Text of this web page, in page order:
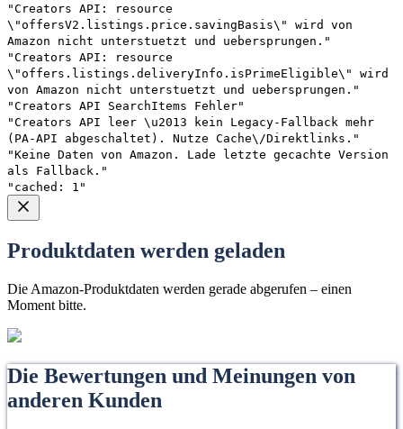
"Creators API: resource
\"offersV2.listings.price.savingBasis\" wird von
Amazon nicht unterstuetzt und uebersprungen."
"Creators API: resource
\"offers.listings.deliveryInfo.isPrimeEligible\" wird
von Amazon nicht unterstuetzt und uebersprungen."
"Creators API SearchItems Fehler"
"Creators API leer \u2013 kein Legacy-Fallback mehr
(PA-API abgeschaltet). Nutze Cache\/Direktlinks."
"Keine Daten von Amazon. Lade letzte gecachte Version
als Fallback."
"cached: 1"
Produktdaten werden geladen
Die Amazon-Produktdaten werden gerade abgerufen – einen
Moment bitte.
Die Bewertungen und Meinungen von
anderen Kunden